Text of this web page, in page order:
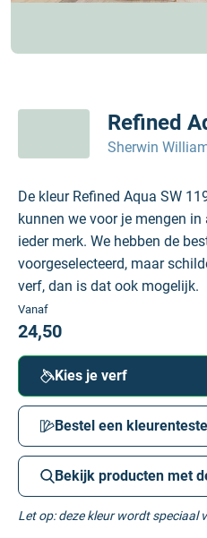
Refined
Sherwin
De kleur Refined Aqua SW
kunnen we voor je mengen
ieder merk. We hebben de
voorgeselecteerd, maar
verf, dan is dat ook mogelijk.
Vanaf
24,50
Kies je verf
Bestel een
Bekijk producten met
Let op: deze kleur wordt speciaal